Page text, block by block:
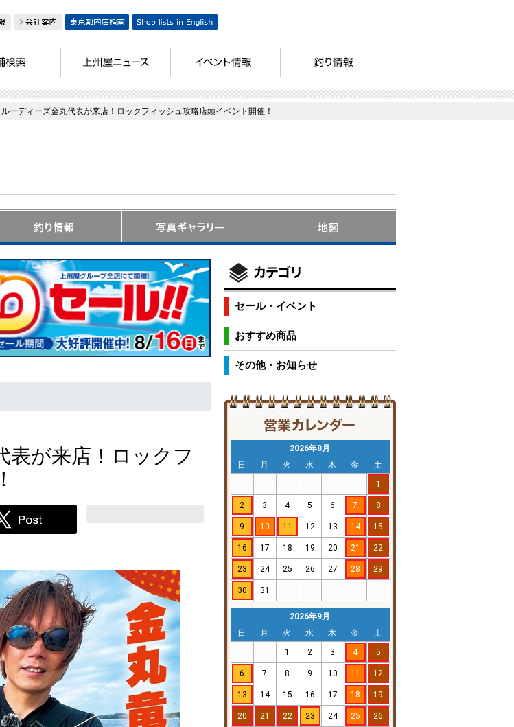
ルーディーズ金丸代表が来店！ロックフィッシュ攻略店頭イベント開催！
表が来店！ロックフ
セール・イベント
おすすめ商品
その他・お知らせ
2026年8月
日
月 火 水 木 金
土
1
2 3 4 5 6 7 8
9 10 11 12 13 14 15
16 17 18 19 20 21 22
23 24 25 26 27 28 29
30 31
2026年9月
日
月 火 水 木 金
土
1
2 3 4 5
6 7 8 9 10 11 12
13 14 15 16 17 18 19
20 21 22 23 24 25 26